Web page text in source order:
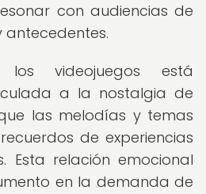
con audiencias de
videojuegos está
a la nostalgia de
las melodías y temas
de experiencias
Esta relación emocional
en la demanda de